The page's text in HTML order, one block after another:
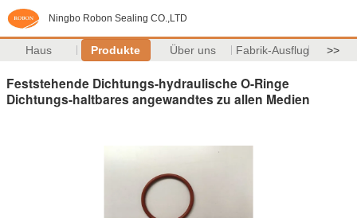
Ningbo Robon Sealing CO.,LTD
Haus Produkte Über uns Fabrik-Ausflug >>
Feststehende Dichtungs-hydraulische O-Ringe
Dichtungs-haltbares angewandtes zu allen Medien